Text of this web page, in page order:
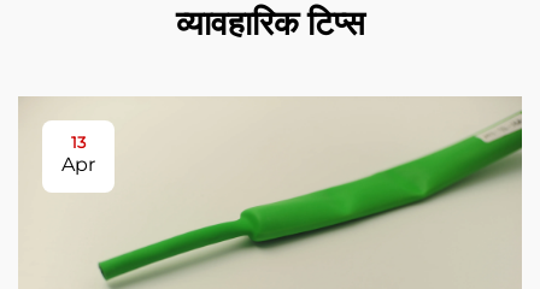
व्यावहारिक टिप्स
13
Apr